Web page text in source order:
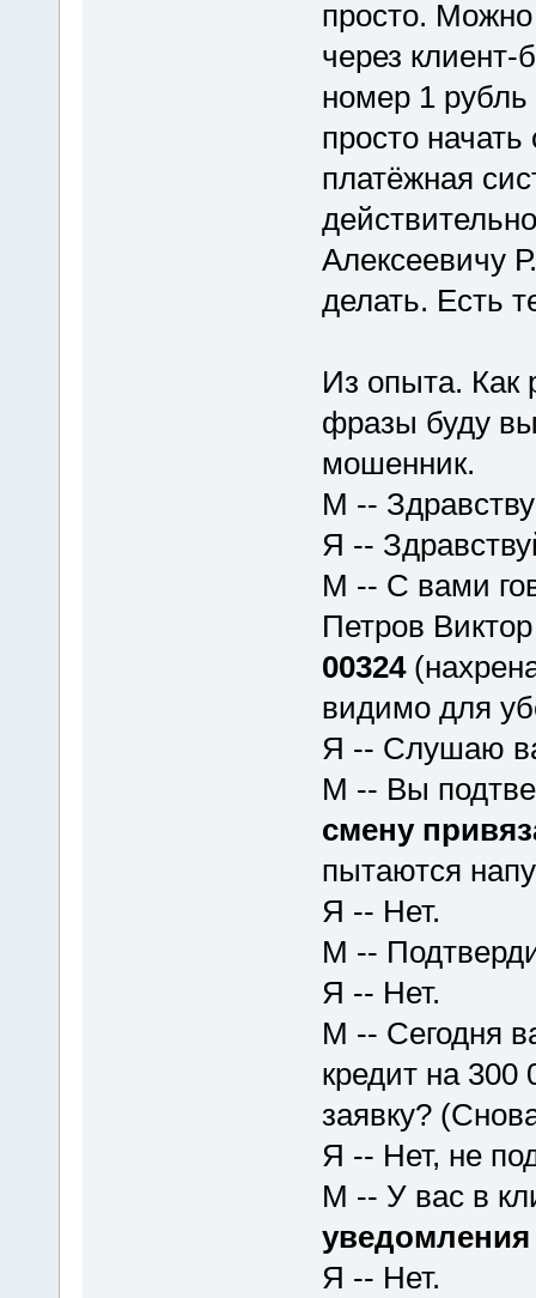
просто.
через
номер 1
просто
платёжная
Алексеевичу
делать. Есть
Из опыта. Как
фразы буду
мошенник.
М --
Я --
М -- С вами
Петров
00324
видимо для
Я -- Слушаю
М -- Вы
смену
пытаются
Я -- Нет.
М --
Я -- Нет.
М -- Сегодня
кредит на
заявку?
Я -- Нет, не
М -- У вас в
уведомления
Я -- Нет.